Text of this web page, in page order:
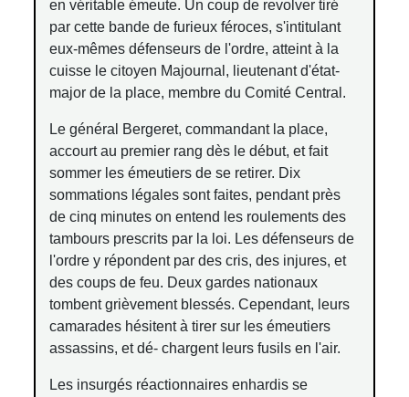
en véritable émeute. Un coup de revolver tiré
par cette bande de furieux féroces, s'intitulant
eux-mêmes défenseurs de l'ordre, atteint à la
cuisse le citoyen Majournal, lieutenant d'état-
major de la place, membre du Comité Central.
Le général Bergeret, commandant la place,
accourt au premier rang dès le début, et fait
sommer les émeutiers de se retirer. Dix
sommations légales sont faites, pendant près
de cinq minutes on entend les roulements des
tambours prescrits par la loi. Les défenseurs de
l'ordre y répondent par des cris, des injures, et
des coups de feu. Deux gardes nationaux
tombent grièvement blessés. Cependant, leurs
camarades hésitent à tirer sur les émeutiers
assassins, et dé- chargent leurs fusils en l'air.
Les insurgés réactionnaires enhardis se